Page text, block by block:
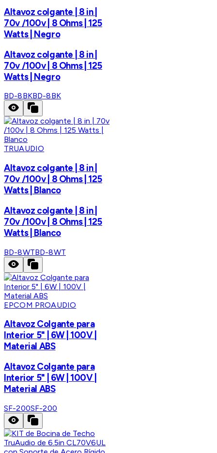
Altavoz colgante | 8 in |
70v /100v | 8 Ohms | 125
Watts | Negro
Altavoz colgante | 8 in |
70v /100v | 8 Ohms | 125
Watts | Negro
BD-8BKBD-8BK
TRUAUDIO
Altavoz colgante | 8 in |
70v /100v | 8 Ohms | 125
Watts | Blanco
Altavoz colgante | 8 in |
70v /100v | 8 Ohms | 125
Watts | Blanco
BD-8WTBD-8WT
EPCOM PROAUDIO
Altavoz Colgante para
Interior 5" | 6W | 100V |
Material ABS
Altavoz Colgante para
Interior 5" | 6W | 100V |
Material ABS
SF-200SF-200